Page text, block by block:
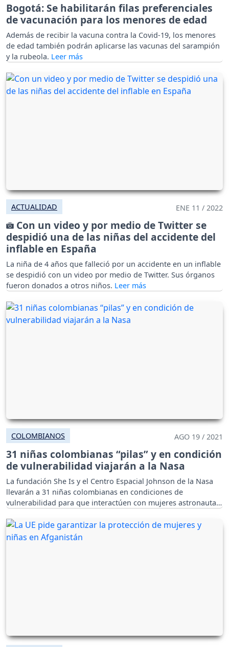
Bogotá: Se habilitarán filas preferenciales
de vacunación para los menores de edad
Además de recibir la vacuna contra la Covid-19, los menores
de edad también podrán aplicarse las vacunas del sarampión
y la rubeola.
ACTUALIDAD ENE 11 / 2022
Con un video y por medio de Twitter se
despidió una de las niñas del accidente del
inflable en España
La niña de 4 años que falleció por un accidente en un inflable
se despidió con un video por medio de Twitter. Sus órganos
fueron donados a otros niños.
COLOMBIANOS AGO 19 / 2021
31 niñas colombianas “pilas” y en condición
de vulnerabilidad viajarán a la Nasa
La fundación She Is y el Centro Espacial Johnson de la Nasa
llevarán a 31 niñas colombianas en condiciones de
vulnerabilidad para que interactúen con mujeres astronautas
matemáticas e ingeniería.